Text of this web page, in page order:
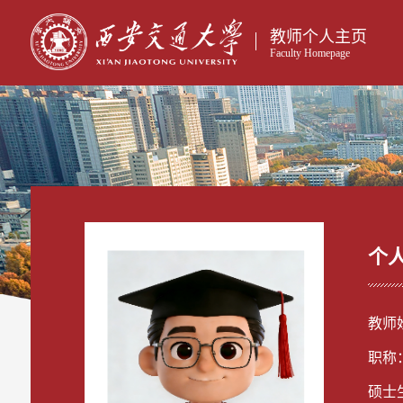
教师个人主页
Faculty Homepage
个
教师
职称
硕士